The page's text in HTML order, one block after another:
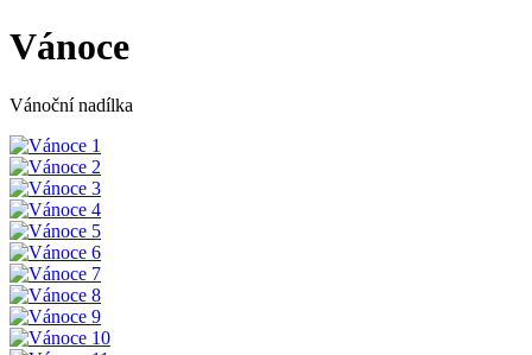
Vánoce
Vánoční nadílka